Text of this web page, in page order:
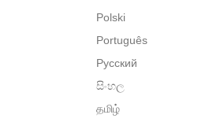
Polski
Português
Русский
සිංහල
தமிழ்